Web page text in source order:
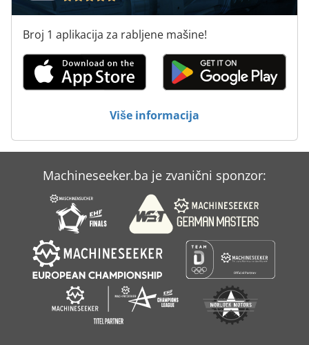
Staklo Brusilice
Tehnologija Brušenja
Tekna
Wallace Brusilice
Zaslon Palube
Čišćenje
Broj 1 aplikacija za rabljene mašine!
Više informacija
Machineseeker.ba je zvanični sponzor: